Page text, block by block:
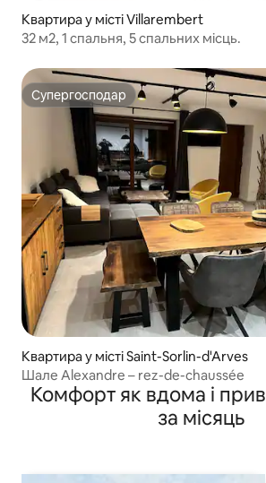
Квартира у місті Villarembert
32 м2, 1 спальня, 5 спальних місць.
Супергосподар
Супергосподар
Квартира у місті Saint-Sorlin-d'Arves
Шале Alexandre – rez-de-chaussée
Комфорт як вдома і
за місяць